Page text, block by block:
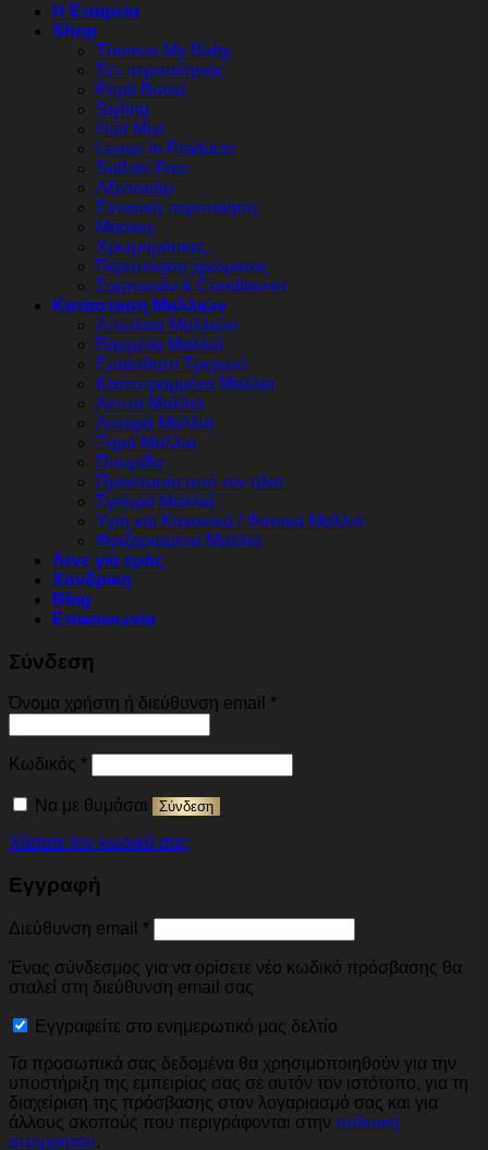
Η Εταιρεία
Shop
Thomas My Baby
Σετ περιποίησης
Pepti Boost
Styling
Hair Mist
Leave in Products
Sulfate Free
Αξεσουάρ
Εντατική περιποίηση
Μάσκες
Χρωμομάσκες
Περιποίηση χρώματος
Σαμπουάν & Conditioner
Κατάσταση Μαλλιών
Απώλεια Μαλλιών
Βαμμένα Μαλλιά
Ευαίσθητο Τριχωτό
Κατεστραμμένα Μαλλιά
Λεπτά Μαλλιά
Λιπαρά Μαλλιά
Ξηρά Μαλλιά
Πιτυρίδα
Προστασία από τον ήλιο
Σγουρά Μαλλιά
Υγιή και Κανονικά / Φυσικά Μαλλιά
Φριζαρισμένα Μαλλιά
Λένε για εμάς
Χονδρική
Blog
Επικοινωνία
Σύνδεση
Όνομα χρήστη ή διεύθυνση email *Απαιτείται
Κωδικός *Απαιτείται
Να με θυμάσαι Σύνδεση
Χάσατε τον κωδικό σας;
Εγγραφή
Διεύθυνση email *Απαιτείται
Ένας σύνδεσμος για να ορίσετε νέο κωδικό πρόσβασης θα
σταλεί στη διεύθυνση email σας
Εγγραφείτε στο ενημερωτικό μας δελτίο
Τα προσωπικά σας δεδομένα θα χρησιμοποιηθούν για την
υποστήριξη της εμπειρίας σας σε αυτόν τον ιστότοπο, για τη
διαχείριση της πρόσβασης στον λογαριασμό σας και για
άλλους σκοπούς που περιγράφονται στην πολιτική
απορρήτου.